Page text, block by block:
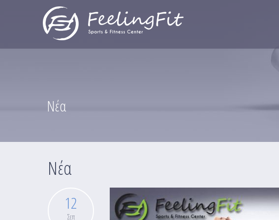
Παράκαμψη προς το κυρίως περιεχόμενο
Νέα
Νέα
12
Σεπ